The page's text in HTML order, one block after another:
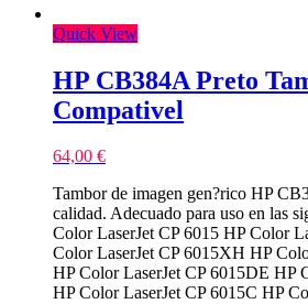
Quick View
HP CB384A Preto
Compativel
64,00 €
Tambor de imagen gen?rico HP
calidad. Adecuado para uso en las
Color LaserJet CP 6015 HP Color
Color LaserJet CP 6015XH HP
HP Color LaserJet CP 6015DE HP
HP Color LaserJet CP 6015C HP